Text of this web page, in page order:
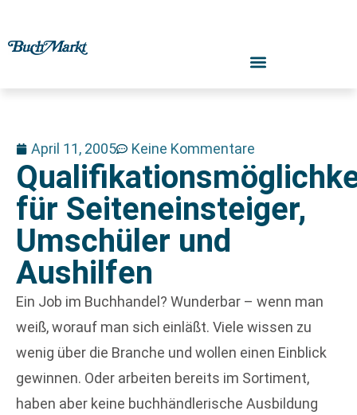
April 11, 2005 Keine Kommentare
für Seiteneinsteiger,
Umschüler und
Aushilfen
Ein Job im Buchhandel? Wunderbar – wenn man
weiß, worauf man sich einläßt. Viele wissen zu
wenig über die Branche und wollen einen Einblick
gewinnen. Oder arbeiten bereits im Sortiment,
haben aber keine buchhändlerische Ausbildung